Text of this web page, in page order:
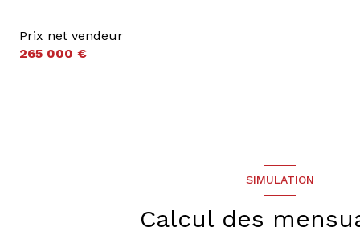
Prix net vendeur
265 000 €
SIMULATION
Calcul des